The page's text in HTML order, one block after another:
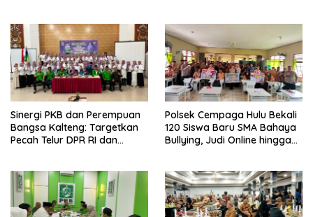
Sinergi PKB dan Perempuan
Bangsa Kalteng: Targetkan
Pecah Telur DPR RI dan
Polsek Cempaga Hulu Bekali
120 Siswa Baru SMA Bahaya
Bullying, Judi Online hingga